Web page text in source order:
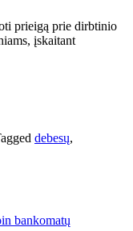
prieigą prie dirbtinio
įskaitant
debesų,
bankomatų